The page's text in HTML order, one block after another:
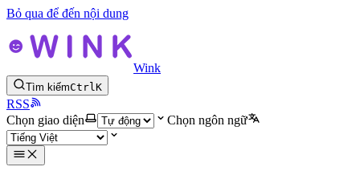
Bỏ qua để đến nội dung
Wink
Tìm kiếmCtrlK
RSS
Chọn giao diện
Chọn ngôn ngữ